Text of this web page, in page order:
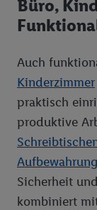
Büro,
Auch
Kinderzimmer
praktisch
produktive
Sicherheit
kombiniert
ausspielen
Nutzung der
widerrufen -
Utiq
Marketing“ am
Lidl-Dienste)
den
Durch einen
notwendiger
„Zustimmen“